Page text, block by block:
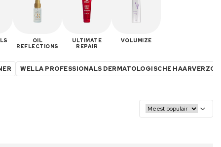
OIL
REFLECTIONS
ULTIMATE
REPAIR
VOLUMIZE
WELLA PROFESSIONALS DERMATOLOGISCHE